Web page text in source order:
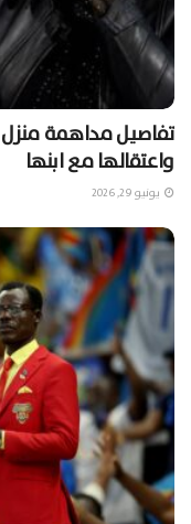
تفاصيل مداهمة منزل
واعتقالها مع ابنها
يونيو 29, 2026